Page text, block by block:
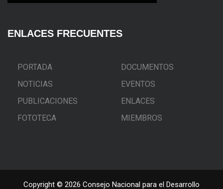
ENLACES FRECUENTES
PORTADA
DOCUMENTOS
NOTICIAS
EVENTOS
PUBLICACIONES
ENLACES
FOTOTECA
MIEMBROS
Copyright © 2026 Consejo Nacional para el Desarrollo